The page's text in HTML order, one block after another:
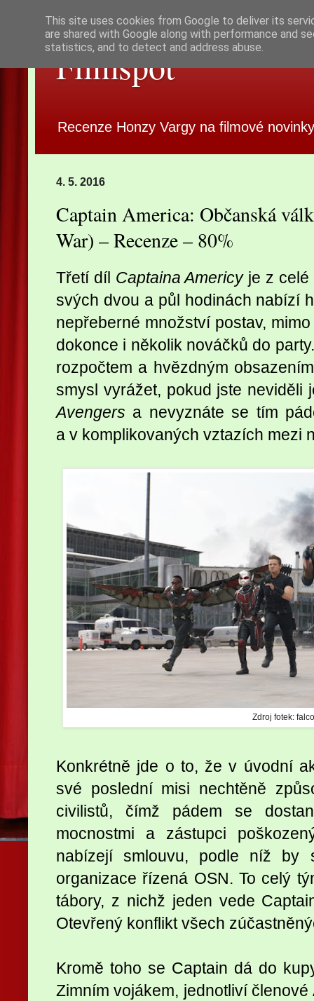
Filmspot
Recenze Honzy Vargy na filmové
4. 5. 2016
Captain America: Občanská
War) – Recenze – 80%
Třetí díl Captaina Americyje z celé
svých dvou a půl hodinách nabízí
nepřeberné množství postav,
dokonce i několik nováčků do
rozpočtem a hvězdným
smysl vyrážet, pokud jste neviděli
Avengers a nevyznáte se tím
a v komplikovaných vztazích mezi
Zdroj fotek:
Konkrétně jde o to, že v úvodní
své poslední misi nechtěně
civilistů, čímž pádem se
mocnostmi a zástupci
nabízejí smlouvu, podle níž by
organizace řízená OSN. To celý
tábory, z nichž jeden vede
Otevřený konflikt všech
Kromě toho se Captain dá do
Zimním vojákem, jednotliví
This site uses cookies from Google to deliver its
are shared with Google along with performance and
statistics, and to detect and address abuse.